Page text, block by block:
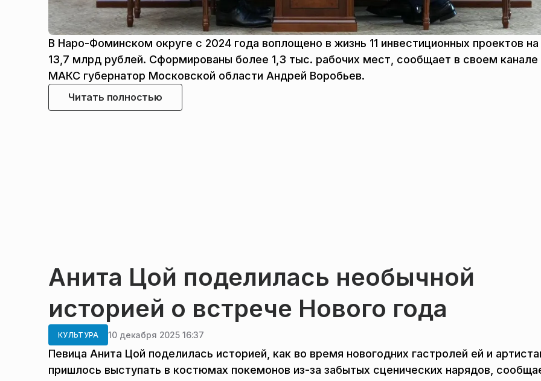
В Наро-Фоминском округе с 2024 года воплощено в жизнь 11 инвестиционных проектов
13,7 млрд рублей. Сформированы более 1,3 тыс. рабочих мест, сообщает в своем канале
МАКС губернатор Московской области Андрей Воробьев.
Читать полностью
Анита Цой поделилась необычной
историей о встрече Нового года
КУЛЬТУРА 10 декабря 2025 16:37
Певица Анита Цой поделилась историей, как во время новогодних гастролей ей и
пришлось выступать в костюмах покемонов из-за забытых сценических нарядов,